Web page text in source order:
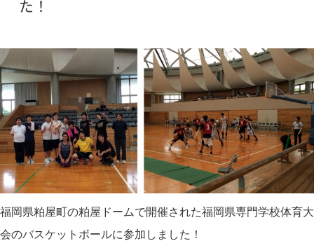
た！
福岡県粕屋町の粕屋ドームで開催された福岡県専門学校体育大
会のバスケットボールに参加しました！